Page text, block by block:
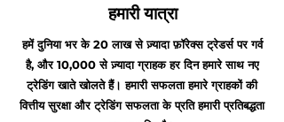
हमारी यात्रा
हमें दुनिया भर के 20 लाख से ज़्यादा फ़ॉरेक्स ट्रेडर्स पर गर्व
है, और 10,000 से ज़्यादा ग्राहक हर दिन हमारे साथ नए
ट्रेडिंग खाते खोलते हैं। हमारी सफलता हमारे ग्राहकों की
वित्तीय सुरक्षा और ट्रेडिंग सफलता के प्रति हमारी प्रतिबद्धता